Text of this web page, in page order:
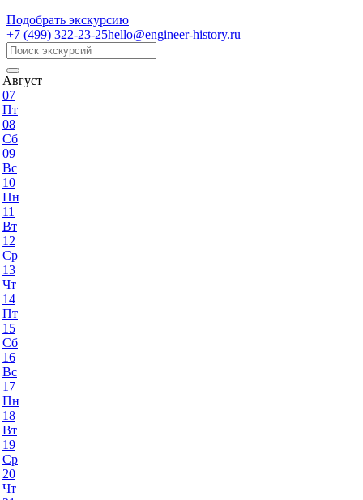
Подобрать экскурсию
+7 (499) 322-23-25hello@engineer-history.ru
Август
07
Пт
08
Сб
09
Вс
10
Пн
11
Вт
12
Ср
13
Чт
14
Пт
15
Сб
16
Вс
17
Пн
18
Вт
19
Ср
20
Чт